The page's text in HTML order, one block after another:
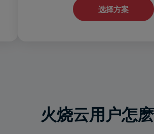
选择方案
火烧云用户怎